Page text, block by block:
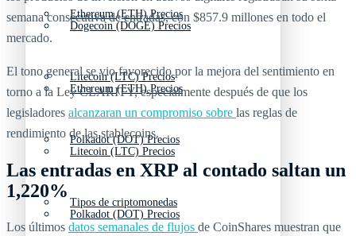
Ethereum (ETH) Precios
Litecoin (LTC) Precios
Polkadot (DOT) Precios
Tipos de criptomonedas
Dogecoin (DOGE) Precios
Ethereum (ETH) Precios
Litecoin (LTC) Precios
Polkadot (DOT) Precios
semana consecutiva de entradas, con $857.9 millones en todo el
mercado.
El tono general se vio favorecido por la mejora del sentimiento en
torno a la Ley CLARITY, especialmente después de que los
legisladores alcanzaran un compromiso sobre las reglas de
rendimiento de las stablecoins.
Las entradas en XRP al contado saltan un
1,220%
Los últimos datos semanales de flujos de CoinShares muestran que